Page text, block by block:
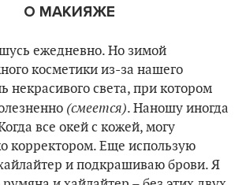
О МАКИЯЖЕ
ежедневно. Но зимой
косметики из-за нашего
некрасивого света, при котором
(смеется). Наношу иногда
все окей с кожей, могу
корректором. Еще использую
и подкрашиваю брови. Я